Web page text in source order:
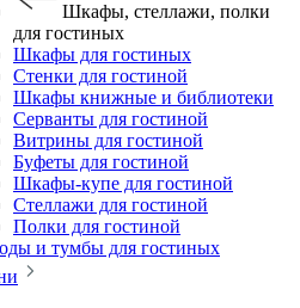
Шкафы, стеллажи, полки
для гостиных
Шкафы для гостиных
Стенки для гостиной
Шкафы книжные и библиотеки
Серванты для гостиной
Витрины для гостиной
Буфеты для гостиной
Шкафы-купе для гостиной
Стеллажи для гостиной
Полки для гостиной
и тумбы для гостиных